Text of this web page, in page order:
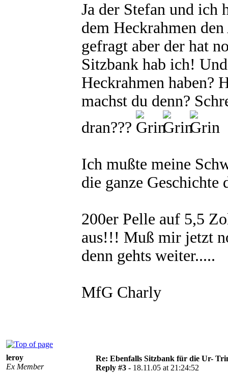
Ja der Stefan und ich
dem Heckrahmen
gefragt aber der hat
Sitzbank hab ich!
Heckrahmen haben?
machst du denn?
dran???
Ich mußte meine
die ganze Geschichte
200er Pelle auf 5,5
aus!!! Muß mir jetzt
denn gehts weiter.....
MfG Charly
leroy
Ex Member
Re: Ebenfalls Sitzbank für die Ur-
Reply #3 - 18.11.05 at 21:24:52